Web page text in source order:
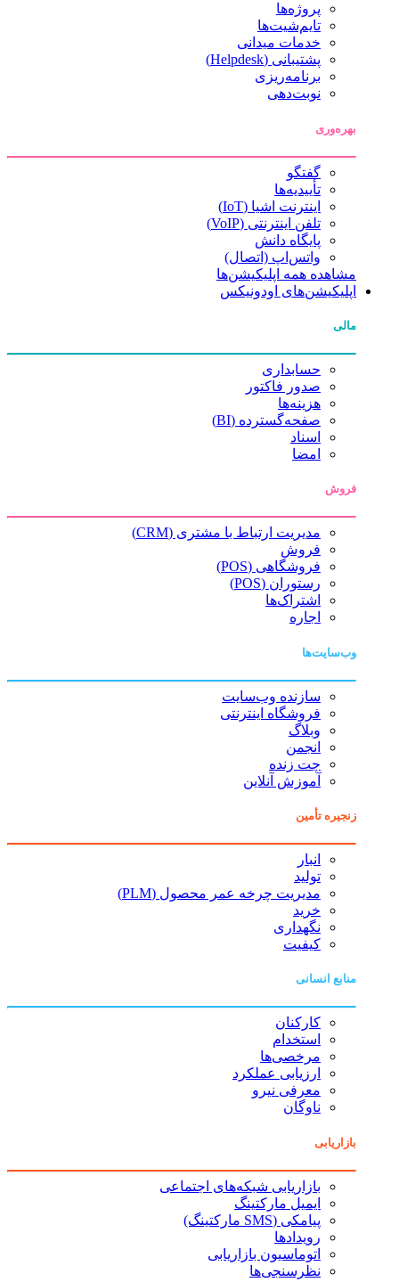
پروژه‌ها
تایم‌شیت‌ها
خدمات میدانی
پشتیبانی (Helpdesk)
برنامه‌ریزی
نوبت‌دهی
بهره‌وری
گفتگو
تأییدیه‌ها
اینترنت اشیا (IoT)
تلفن اینترنتی (VoIP)
پایگاه دانش
واتس‌اپ (اتصال)
مشاهده همه اپلیکیشن‌ها
اپلیکیشن‌های اودونیکس
مالی
حسابداری
صدور فاکتور
هزینه‌ها
صفحه‌گسترده (BI)
اسناد
امضا
فروش
مدیریت ارتباط با مشتری (CRM)
فروش
فروشگاهی (POS)
رستوران (POS)
اشتراک‌ها
اجاره
وب‌سایت‌ها
سازنده وب‌سایت
فروشگاه اینترنتی
وبلاگ
انجمن
چت زنده
آموزش آنلاین
زنجیره تأمین
انبار
تولید
مدیریت چرخه عمر محصول (PLM)
خرید
نگهداری
کیفیت
منابع انسانی
کارکنان
استخدام
مرخصی‌ها
ارزیابی عملکرد
معرفی نیرو
ناوگان
بازاریابی
بازاریابی شبکه‌های اجتماعی
ایمیل مارکتینگ
پیامکی (SMS مارکتینگ)
رویدادها
اتوماسیون بازاریابی
نظرسنجی‌ها